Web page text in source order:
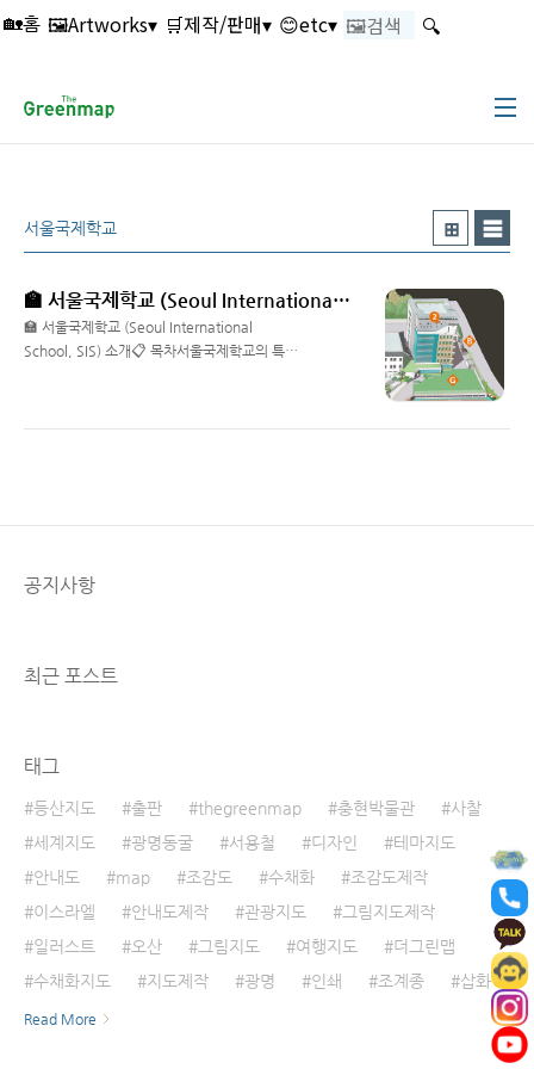
🏡홈 🖼️Artworks▾ 🛒제작/판매▾ 😊etc▾ 🔍
서울국제학교
🏫 서울국제학교 (Seoul International School, SIS) 소개
🏫 서울국제학교 (Seoul International
School, SIS) 소개📋 목차서울국제학교의 특징
제학교의 특징서울국제학교는 한국의 전통과 현
과를 도출해내는..
공지사항
최근 포스트
태그
등산지도 출판 thegreenmap 충현박물관
사찰
세계지도
광명동굴 서용철 디자인
테마지도
안내도
map 조감도 수채화
조감도제작
이스라엘
안내도제작 관광지도
그림지도제작
일러스트
오산 그림지도 여행지도
더그린맵
수채화지도
지도제작 광명 인쇄 조계종 삽화
Read More